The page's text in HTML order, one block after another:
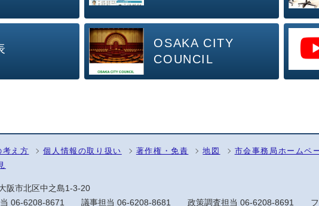
OSAKA CITY
COUNCIL
考え方 個人情報の取り扱い 著作権・免責 地図
市会事務局ホームペ
阪市北区中之島1-3-20
06-6208-8671 議事担当 06-6208-8681 政策調査担当 06-6208-8691